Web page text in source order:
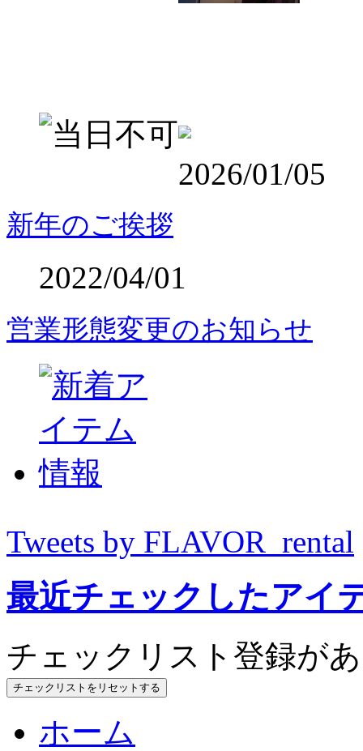
2026/01/05
新年のご挨拶
2022/04/01
営業形態変更のお知らせ
Tweets by FLAVOR_rental
最近チェックしたアイ
チェックリスト登録が
チェックリストをリセットする
ホーム